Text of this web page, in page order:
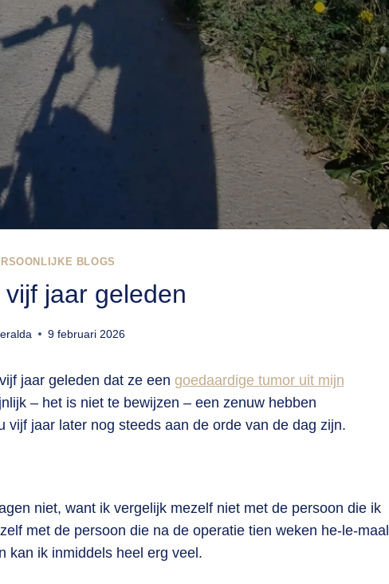
BLOGS
jaar geleden
9 februari 2026
jaar geleden dat ze een goedaardige tumor uit mijn
– het is niet te bewijzen – een zenuw hebben
jaar later nog steeds aan de orde van de dag zijn.
niet, want ik vergelijk mezelf niet met de persoon die ik
met de persoon die na de operatie tien weken he-le-maal
kan ik inmiddels heel erg veel.